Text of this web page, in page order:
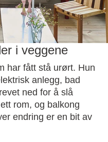
i veggene
har fått stå urørt. Hun
anlegg, bad
ned for å slå
rom, og balkong
endring er en bit av